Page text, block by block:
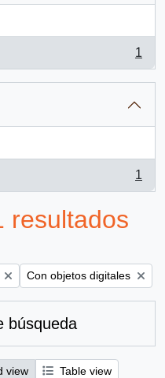
1
1
resultados
filter:Remove filter:
Con objetos digitales
búsqueda
view
Table view